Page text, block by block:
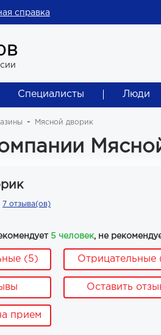
справка
Специалисты Люди
Мясной дворик
7 отзыва(ов)
5 человек, не
(5) Отрицательные
Оставить
прием